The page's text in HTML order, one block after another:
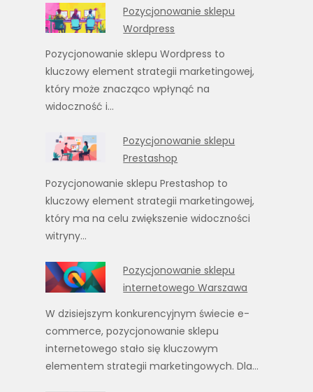
Pozycjonowanie sklepu
Wordpress
Pozycjonowanie sklepu Wordpress to
kluczowy element strategii marketingowej,
który może znacząco wpłynąć na
widoczność i…
Pozycjonowanie sklepu
Prestashop
Pozycjonowanie sklepu Prestashop to
kluczowy element strategii marketingowej,
który ma na celu zwiększenie widoczności
witryny…
Pozycjonowanie sklepu
internetowego Warszawa
W dzisiejszym konkurencyjnym świecie e-
commerce, pozycjonowanie sklepu
internetowego stało się kluczowym
elementem strategii marketingowych. Dla…